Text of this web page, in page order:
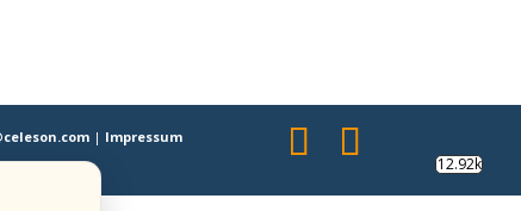
| Impressum
12.92k